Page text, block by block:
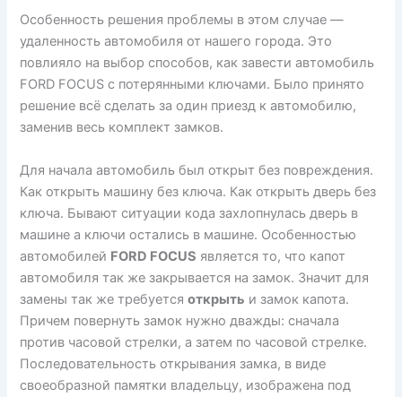
Особенность решения проблемы в этом случае —
удаленность автомобиля от нашего города. Это
повлияло на выбор способов, как завести автомобиль
FORD FOCUS с потерянными ключами. Было принято
решение всё сделать за один приезд к автомобилю,
заменив весь комплект замков.
Для начала автомобиль был открыт без повреждения.
Как открыть машину без ключа. Как открыть дверь без
ключа. Бывают ситуации кода захлопнулась дверь в
машине а ключи остались в машине. Особенностью
автомобилей FORD FOCUS является то, что капот
автомобиля так же закрывается на замок. Значит для
замены так же требуетсяоткрыть и замок капота.
Причем повернуть замок нужно дважды: сначала
против часовой стрелки, а затем по часовой стрелке.
Последовательность открывания замка, в виде
своеобразной памятки владельцу, изображена под